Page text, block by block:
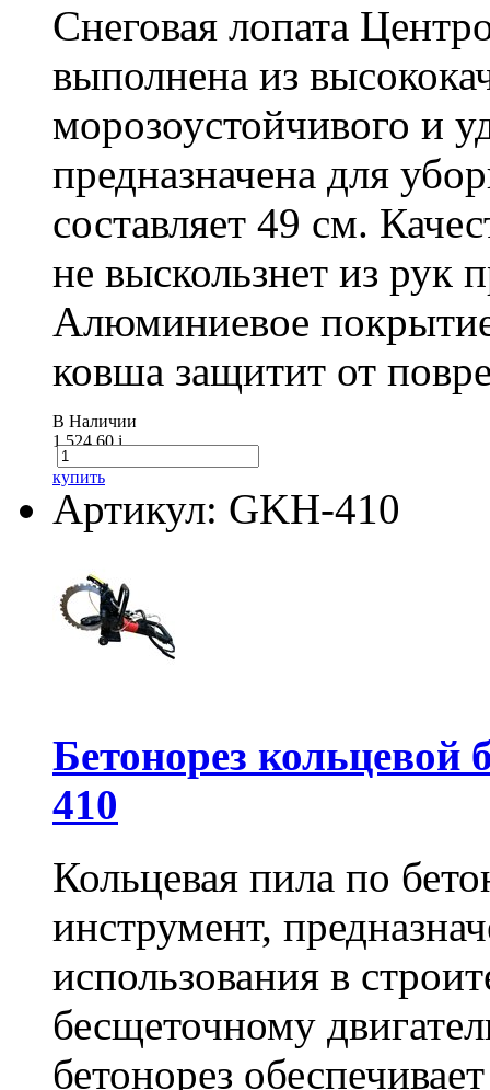
Снеговая лопата
выполнена из
морозоустойчивого и
предназначена для
составляет 49 см.
не выскользнет из рук
Алюминиевое
ковша защитит от
В Наличии
1 524.60i
купить
Артикул: GKH-410
Бетонорез
410
Кольцевая пила по
инструмент,
использования в
бесщеточному
бетонорез